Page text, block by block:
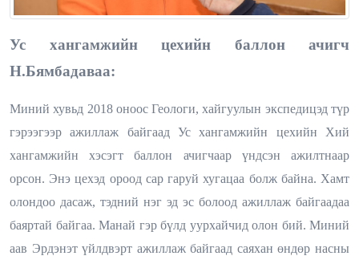
Ус хангамжийн цехийн баллон ачигч
Н.Бямбадаваа:
Миний хувьд 2018 оноос Геологи, хайгуулын экспедицэд түр
гэрээгээр ажиллаж байгаад Ус хангамжийн цехийн Хий
хангамжийн хэсэгт баллон ачигчаар үндсэн ажилтнаар
орсон. Энэ цехэд ороод сар гаруй хугацаа болж байна. Хамт
олондоо дасаж, тэдний нэг эд эс болоод ажиллаж байгаадаа
баяртай байгаа. Манай гэр бүлд уурхайчид олон бий. Миний
аав Эрдэнэт үйлдвэрт ажиллаж байгаад саяхан өндөр насны